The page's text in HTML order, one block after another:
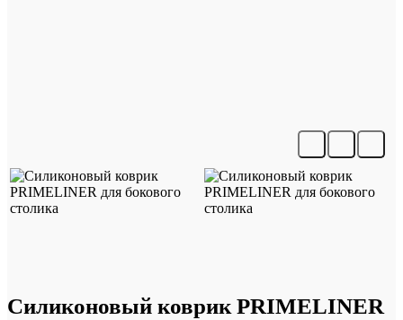
Силиконовый коврик PRIMELINER